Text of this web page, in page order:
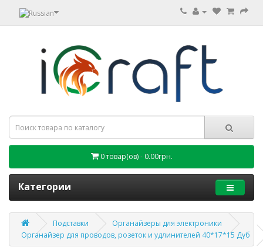
0 товар(ов) - 0.00грн.
Категории
Подставки
Органайзеры для электроники
Органайзер для проводов, розеток и удлинителей 40*17*15 Дуб